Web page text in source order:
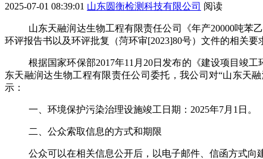
2025-07-01 08:39:01 山东圆衡检测科技有限公司 阅读
山东天融润达生物工程有限责任公司《年产20000吨苯
环评报告书 以及环评批复 （菏环审[2023]80号） 文件的相关要
根据国家环保部2017年11 月 20日发布的《建设项目竣工
东天融润达生物工程有限责任公司委托， 我公司对“山东天
示：
一、 环境保护污染治理设施竣工日期 ： 2025年7月 1 日。
二、公众索取信息的方式和期限
公众可以在相关信息公开后，以电子邮件、信函方式向